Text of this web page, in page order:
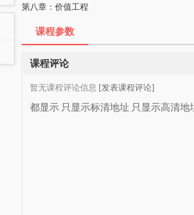
第八章：价值工程
课程参数
课程评论
暂无课程评论信息 [发表课程评论]
都显示 只显示标清地址 只显示高清地